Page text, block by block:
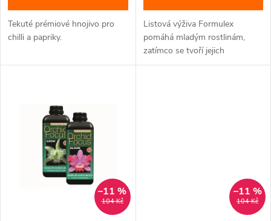
u
k
u
k
Tekuté prémiové hnojivo pro
chilli a papriky.
Listová výživa Formulex
pomáhá mladým rostlinám,
zatímco se tvoří jejich
kořenový...
104 Kč
–11 %
104 Kč
–11 %